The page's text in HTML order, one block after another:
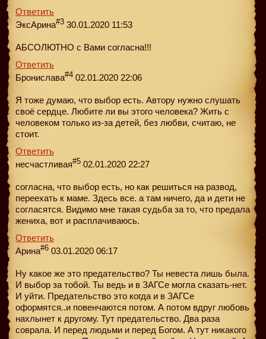
Ответить
ЭксАрина#3 30.01.2020 11:53
АБСОЛЮТНО с Вами согласна!!!
Ответить
Бронислава#4 02.01.2020 22:06
Я тоже думаю, что выбор есть. Автору нужно слушать
своё сердце. Любите ли вы этого человека? Жить с
человеком только из-за детей, без любви, считаю, не
стоит.
Ответить
несчастливая#5 02.01.2020 22:27
согласна, что выбор есть, но как решиться на развод,
переехать к маме. Здесь все. а там ничего, да и дети не
согласятся. Видимо мне такая судьба за то, что предала
жениха, вот и расплачиваюсь.
Ответить
Арина#6 03.01.2020 06:17
Ну какое же это предательство? Ты невеста лишь была.
И выбор за тобой. Ты ведь и в ЗАГСе могла сказать-нет.
И уйти. Предательство это когда и в ЗАГСе
оформятся..и повенчаются потом. А потом вдруг любовь
нахлынет к другому. Тут предательство. Два раза
соврала. И перед людьми и перед Богом. А тут никакого